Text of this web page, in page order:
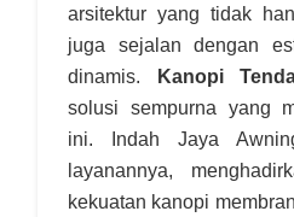
arsitektur yang tidak
juga sejalan dengan
dinamis. Kanopi
solusi sempurna yang
ini. Indah Jaya
layanannya,
kekuatan kanopi